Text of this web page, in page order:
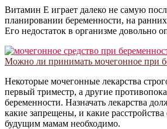
Витамин Е играет далеко не самую
планировании беременности, на
Его недостаток в организме довольно
Можно ли принимать мочегонное при
Некоторые мочегонные лекарства
первый триместр, а другие
беременности. Назначать лекарства
какие запрещены, и какие
будущим мамам необходимо.